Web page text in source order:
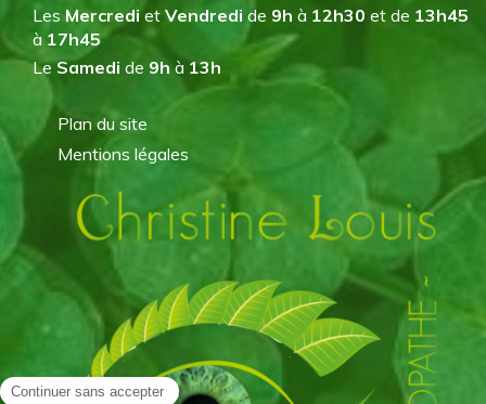
Les Mercrediet Vendredi de 9h à 12h30 et de 13h45
à 17h45
LeSamedi de 9hà 13h
Plan du site
Mentions légales